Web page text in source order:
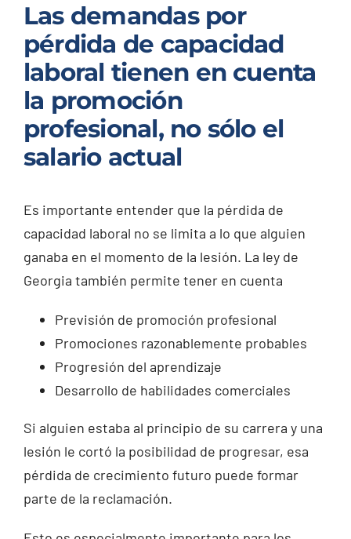
Las demandas por
pérdida de capacidad
laboral tienen en cuenta
la promoción
profesional, no sólo el
salario actual
Es importante entender que la pérdida de
capacidad laboral no se limita a lo que alguien
ganaba en el momento de la lesión. La ley de
Georgia también permite tener en cuenta
Previsión de promoción profesional
Promociones razonablemente probables
Progresión del aprendizaje
Desarrollo de habilidades comerciales
Si alguien estaba al principio de su carrera y una
lesión le cortó la posibilidad de progresar, esa
pérdida de crecimiento futuro puede formar
parte de la reclamación.